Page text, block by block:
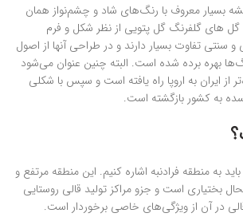
بسیار معروف با رنگ‌های شاد و چشم‌نواز همان
گل های گلفرنگ گل پتویی از نظر شکل و فرم
سنتی تفاوت بسیار دارند و در طراحی آنها از اصول
بهره برده شده است. البته چنین عنوان می‌شود
از ایران به اروپا راه یافته است و سپس با شکلی
به کشور بازگشته است.
به منطقه فرادنبه اشاره کنیم. این منطقه مرتفع و
بختیاری است و جزو مراکز تولید قالی روستایی
در آن از ویژگی‌های خاصی برخوردار است.